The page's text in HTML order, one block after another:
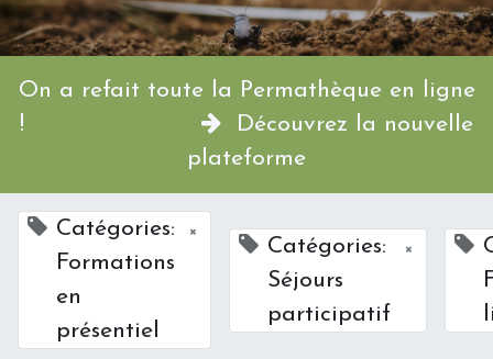
On a refait toute la Permathèque en ligne
!
Découvrez la nouvelle
plateforme
Catégories:
Formations
en
présentiel
×
Catégories:
Séjours
participatif
×